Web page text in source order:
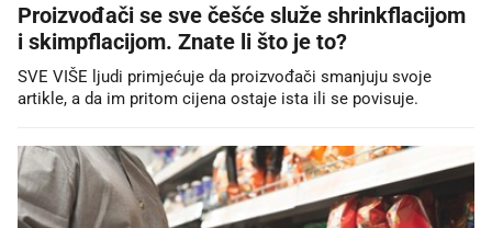
Proizvođači se sve češće služe shrinkflacijom
i skimpflacijom. Znate li što je to?
SVE VIŠE ljudi primjećuje da proizvođači smanjuju svoje
artikle, a da im pritom cijena ostaje ista ili se povisuje.